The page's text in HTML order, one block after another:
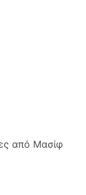
από Μασίφ